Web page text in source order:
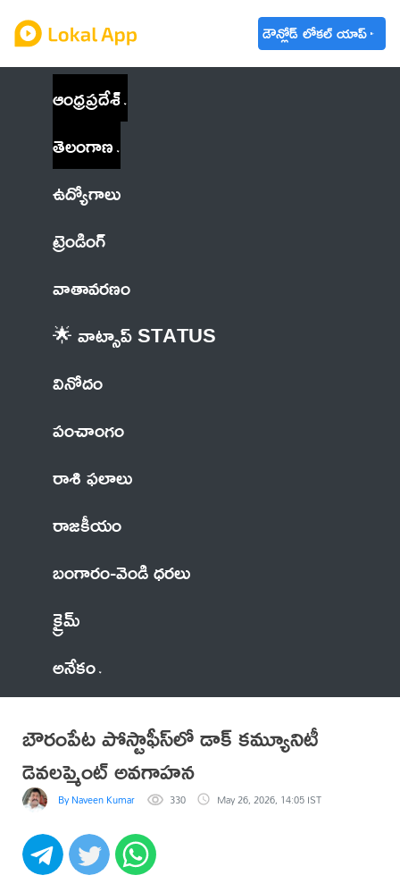
డౌన్లోడ్ లోకల్ యాప్
ఆంధ్రప్రదేశ్
తెలంగాణ
ఉద్యోగాలు
ట్రెండింగ్
వాతావరణం
🌟 వాట్సాప్ STATUS
వినోదం
పంచాంగం
రాశి ఫలాలు
రాజకీయం
బంగారం-వెండి ధరలు
క్రైమ్
అనేకం
బౌరంపేట పోస్టాఫీస్‌లో డాక్ కమ్యూనిటీ
డెవలప్మెంట్ అవగాహన
By Naveen Kumar 330 May 26, 2026, 14:05 IST